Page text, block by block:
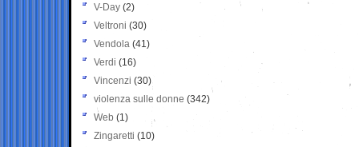
V-Day (2)
Veltroni (30)
Vendola (41)
Verdi (16)
Vincenzi (30)
violenza sulle donne (342)
Web (1)
Zingaretti (10)